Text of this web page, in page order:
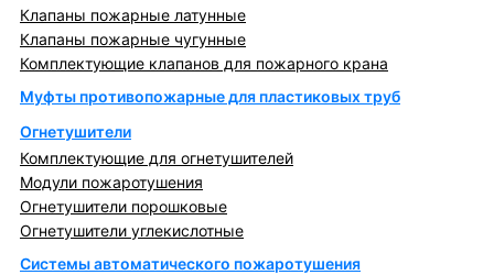
Клапаны пожарные латунные
Клапаны пожарные чугунные
Комплектующие клапанов для пожарного крана
Муфты противопожарные для пластиковых труб
Огнетушители
Комплектующие для огнетушителей
Модули пожаротушения
Огнетушители порошковые
Огнетушители углекислотные
Системы автоматического пожаротушения